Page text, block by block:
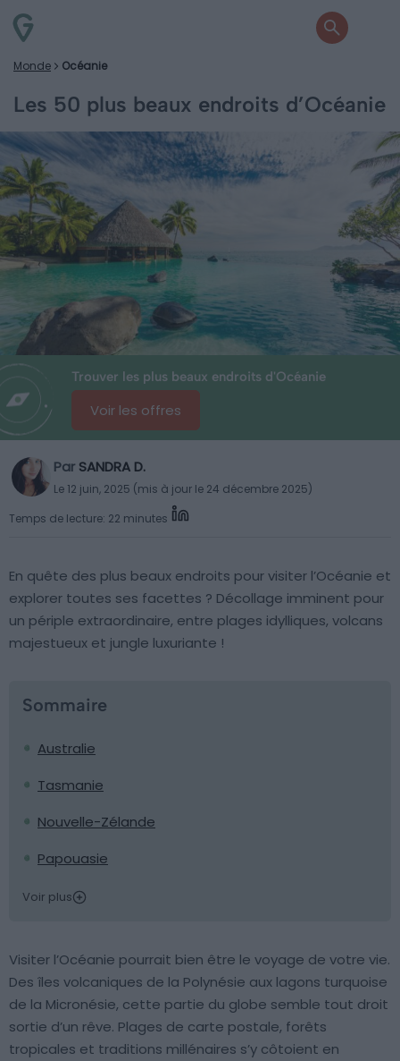
Monde Océanie
Les 50 plus beaux endroits d’Océanie
Trouver les plus beaux endroits d'Océanie
Voir les offres
Par SANDRA D.
Le 12 juin, 2025 (mis à jour le 24 décembre 2025)
Temps de lecture: 22 minutes
En quête des plus beaux endroits pour visiter l’Océanie et
explorer toutes ses facettes ? Décollage imminent pour
un périple extraordinaire, entre plages idylliques, volcans
majestueux et jungle luxuriante !
Sommaire
Australie
Tasmanie
Nouvelle-Zélande
Papouasie
Voir plus
Visiter l’Océanie pourrait bien être le voyage de votre vie.
Des îles volcaniques de la Polynésie aux lagons turquoise
de la Micronésie, cette partie du globe semble tout droit
sortie d’un rêve. Plages de carte postale, forêts
tropicales et traditions millénaires s’y côtoient en